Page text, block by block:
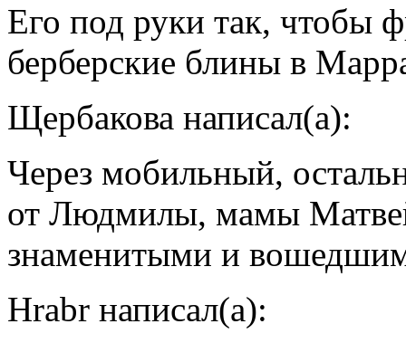
Его под руки так, чтобы
берберские блины в
Щербакова написал(а):
Через мобильный,
от Людмилы, мамы
знаменитыми и
Hrabr написал(а):